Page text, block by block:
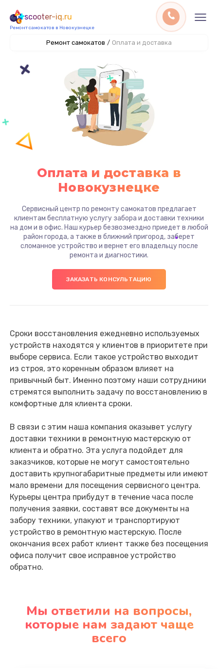
scooter-iq.ru
Ремонт самокатов в Новокузнецке
Ремонт самокатов / Оплата и доставка
Оплата и доставка в
Новокузнецке
Сервисный центр по ремонту самокатов предлагает
клиентам бесплатную услугу забора и доставки техники
на дом и в офис. Наш курьер безвозмездно приедет в любой
район города, а также в ближний пригород, заберет
сломанное устройство и вернет его владельцу после
ремонта и диагностики.
ЗАКАЗАТЬ КОНСУЛЬТАЦИЮ
Сроки восстановления ежедневно используемых
устройств находятся у клиентов в приоритете при
выборе сервиса. Если такое устройство выходит
из строя, это коренным образом влияет на
привычный быт. Именно поэтому наши сотрудники
стремятся выполнить задачу по восстановлению в
комфортные для клиента сроки.
В связи с этим наша компания оказывет услугу
доставки техники в ремонтную мастерскую от
клиента и обратно. Эта услуга подойдет для
заказчиков, которые не могут самостоятельно
доставить крупногабаритные предметы или имеют
мало времени для посещения сервисного центра.
Курьеры центра прибудут в течение часа после
получения заявки, составят все документы на
забору техники, упакуют и транспортируют
устройство в ремонтную мастерскую. После
окончания всех работ клиент также без посещения
офиса получит свое исправное устройство
обратно.
Мы ответили на вопросы,
которые нам задают чаще
всего